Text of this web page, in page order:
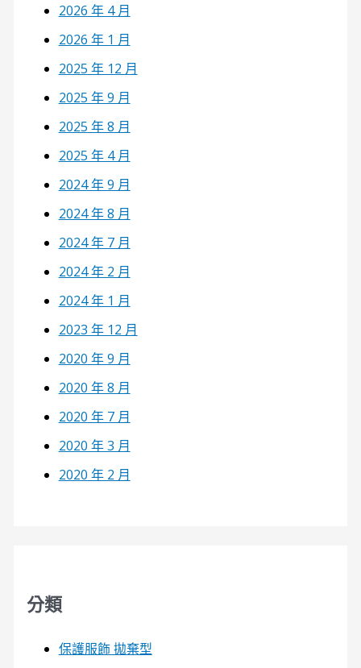
2026 年 4 月
2026 年 1 月
2025 年 12 月
2025 年 9 月
2025 年 8 月
2025 年 4 月
2024 年 9 月
2024 年 8 月
2024 年 7 月
2024 年 2 月
2024 年 1 月
2023 年 12 月
2020 年 9 月
2020 年 8 月
2020 年 7 月
2020 年 3 月
2020 年 2 月
分類
保護服飾 拋棄型